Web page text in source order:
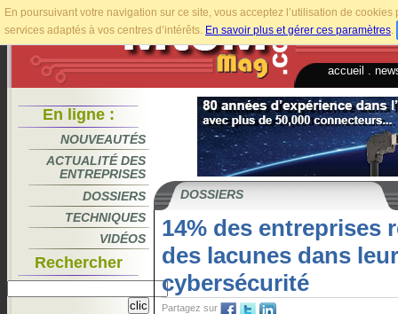
En poursuivant votre navigation sur ce site, vous acceptez l’utilisation de
services adaptés à vos centres d’intérêts. En savoir plus et gérer ces paramètres.
accueil
En ligne :
NOUVEAUTÉS
ACTUALITÉ DES
ENTREPRISES
DOSSIERS
TECHNIQUES
VIDÉOS
Rechercher
DOSSIERS
14% des entreprises
des lacunes dans
cybersécurité
Partagez sur